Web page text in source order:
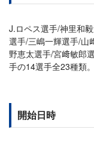
J.ロペス選手/神里和
選手/三嶋一輝選手/山
野恵太選手/宮﨑敏郎
手の14選手全23種類。
開始日時